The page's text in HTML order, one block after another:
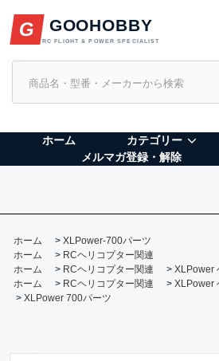
G GOOHOBBY
RC FLIGHT & POWER SPECIALIST
ホーム カテゴリー
メルマガ登録・解除
ホーム > XLPower-700パーツ
ホーム
> RCヘリコプター関連
ホーム
> RCヘリコプター関連 > XLPower
ホーム
> RCヘリコプター関連 > XLPower
> XLPower 700パーツ